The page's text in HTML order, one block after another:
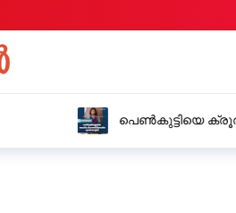
പീഡനത്തിനിരയാക്കിയ യുവതി